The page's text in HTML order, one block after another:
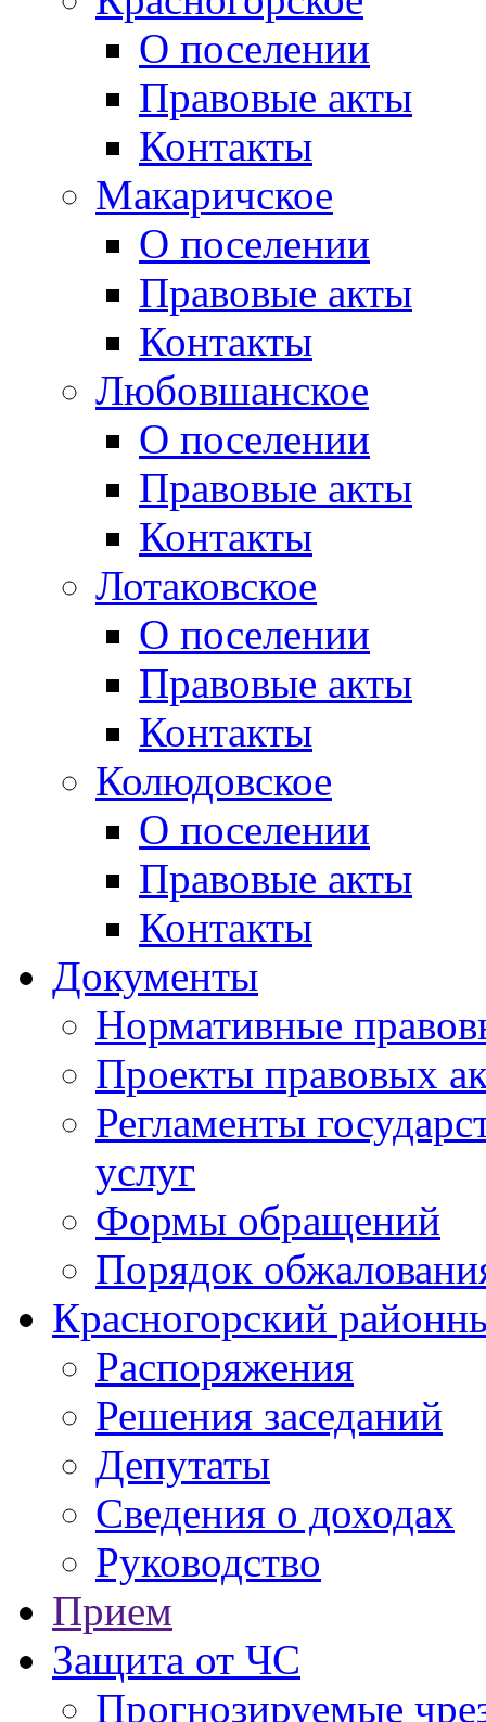
О поселении
Правовые акты
Контакты
Макаричское
О поселении
Правовые акты
Контакты
Любовшанское
О поселении
Правовые акты
Контакты
Лотаковское
О поселении
Правовые акты
Контакты
Колюдовское
О поселении
Правовые акты
Контакты
Документы
Нормативные
Проекты правовых
Регламенты
услуг
Формы обращений
Порядок
Красногорский
Распоряжения
Решения заседаний
Депутаты
Сведения о доходах
Руководство
Прием
Защита от ЧС
Прогнозируемые